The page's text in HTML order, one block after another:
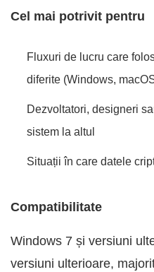
Cel mai potrivit pentru
Fluxuri de lucru care
diferite (Windows,
Dezvoltatori, designeri
sistem la altul
Situații în care datele
Compatibilitate
Windows 7 și versiuni
versiuni ulterioare,